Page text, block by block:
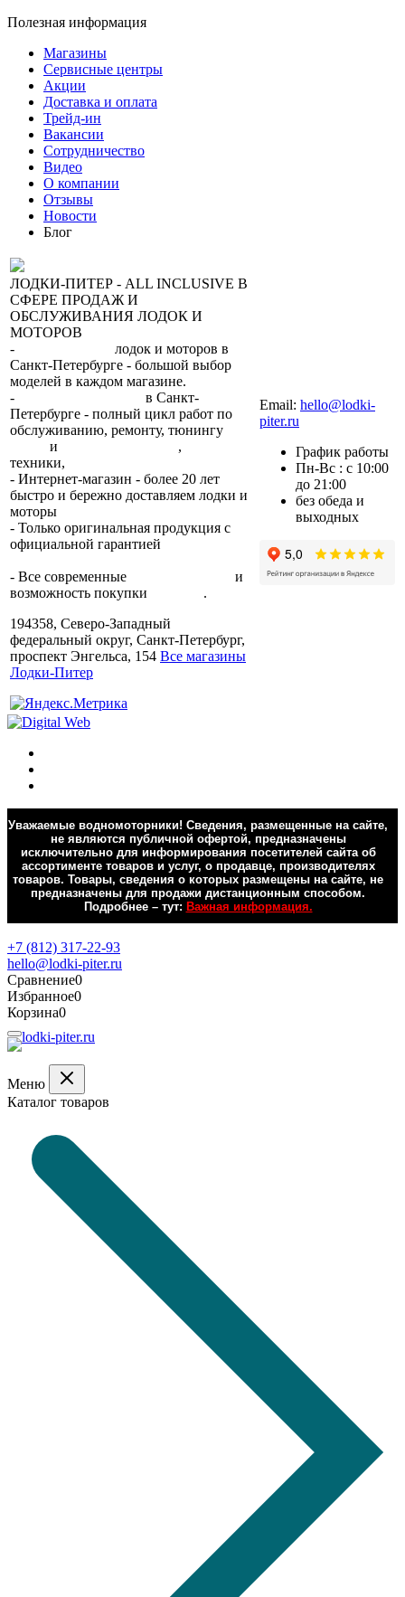
Полезная информация
Магазины
Сервисные центры
Акции
Доставка и оплата
Трейд-ин
Вакансии
Сотрудничество
Видео
О компании
Отзывы
Новости
Блог
ЛОДКИ-ПИТЕР - ALL INCLUSIVE В
СФЕРЕ ПРОДАЖ И
ОБСЛУЖИВАНИЯ ЛОДОК И
МОТОРОВ
-
лодок и моторов в
Санкт-Петербурге - большой выбор
моделей в каждом магазине.
-
в Санкт-
Петербурге - полный цикл работ по
обслуживанию, ремонту, тюнингу
и ,
техники,
- Интернет-магазин - более 20 лет
быстро и бережно доставляем лодки и
моторы
- Только оригинальная продукция с
официальной гарантией
- Все современные
и
возможность покупки
.
194358, Северо-Западный
федеральный округ, Санкт-Петербург,
проспект Энгельса, 154 Все магазины
Лодки-Питер
Email: hello@lodki-
piter.ru
График работы
Пн-Вс : с 10:00
до 21:00
без обеда и
выходных
Уважаемые водномоторники! Сведения, размещенные на сайте,
не являются публичной офертой, предназначены
исключительно для информирования посетителей сайта об
ассортименте товаров и услуг, о продавце, производителях
товаров. Товары, сведения о которых размещены на сайте, не
предназначены для продажи дистанционным способом.
Подробнее – тут: Важная информация.
+7 (812) 317-22-93
hello@lodki-piter.ru
Сравнение0
Избранное0
Корзина0
Меню
Каталог товаров